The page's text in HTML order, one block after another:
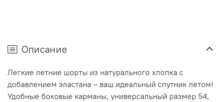
Описание
Легкие летние шорты из натурального хлопка с
добавлением эластана – ваш идеальный спутник летом!
Удобные боковые карманы, универсальный размер 54,